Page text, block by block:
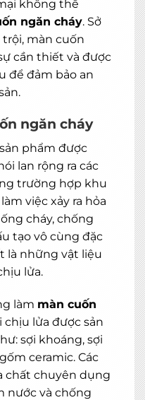
không thể
ngăn cháy. Sở
màn cuốn
cần thiết và được
để đảm bảo an
ngăn cháy
phẩm được
lan rộng ra các
trường hợp khu
việc xảy ra hỏa
cháy, chống
tạo vô cùng đặc
là những vật liệu
lửa.
làm màn cuốn
chịu lửa được sản
sợi khoáng, sợi
ceramic. Các
chất chuyên dụng
nước và chống